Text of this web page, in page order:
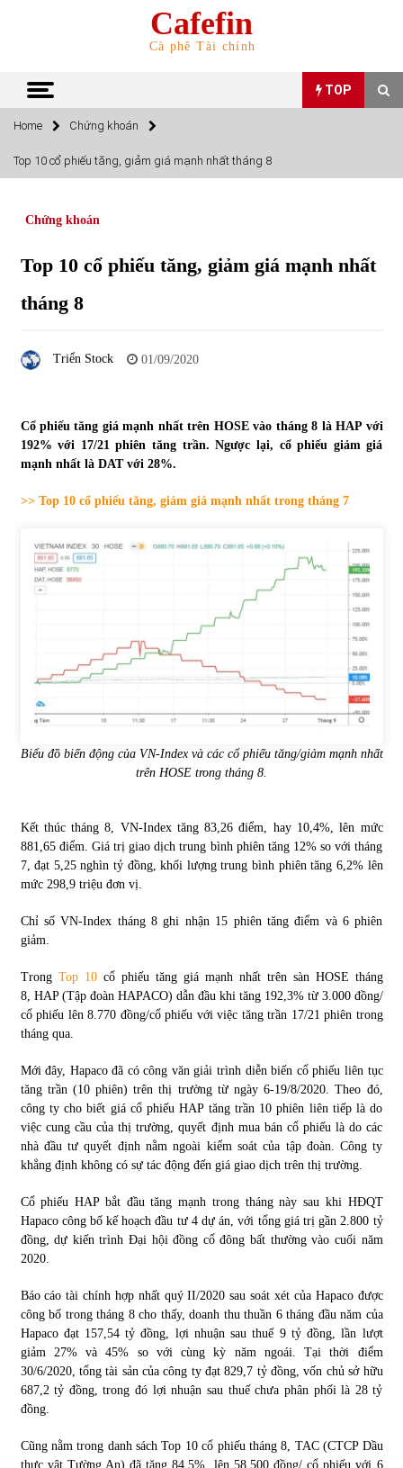
Cafefin
Cà phê Tài chính
TOP
TOP
Top 10 mặt hàng Việt Nam nhập khẩu nhiều nhất tháng
Top 10 mặt hàng Việt Nam xuất khẩu nhiều nhất tháng
Tự doanh ngày 3.6.2022: CTCK mua ròng 28,7 tỷ đồng
06/06/2022
31/05/2022
Bất ổn từ các cuộc đấu giá đất ở Thanh Hoá
Tiền gửi vào ngân hàng tiếp tục tăng mạnh
S&P Ratings cập nhật xếp hạng tín nhiệm của
Vietcombank và Eximbank
Chứng khoán ngày 30/5/2022: Top 10 cổ phiếu nổi bật
31/05/2022
Phân tích giá tiền điện tử sau ngày thị trường lập kỷ lục
Chứng khoán ngày 12/10/2021: Top 10 cổ phiếu nổi bật
Top 10 xe bán chạy nhất tháng 9/2021
13/10/2021
Home Chứng khoán
Top 10 cổ phiếu tăng, giảm giá mạnh nhất tháng 8
Chứng khoán
Top 10 cổ phiếu tăng, giảm giá mạnh nhất
tháng 8
Triển Stock 01/09/2020
Cổ phiếu tăng giá mạnh nhất trên HOSE vào tháng 8 là HAP với
192% với 17/21 phiên tăng trần. Ngược lại, cổ phiếu giảm giá
mạnh nhất là DAT với 28%.
>> Top 10 cổ phiếu tăng, giảm giá mạnh nhất trong tháng 7
Biểu đồ biến động của VN-Index và các cổ phiếu tăng/giảm mạnh nhất
trên HOSE trong tháng 8.
Kết thúc tháng 8, VN-Index tăng 83,26 điểm, hay 10,4%, lên mức
881,65 điểm. Giá trị giao dịch trung bình phiên tăng 12% so với tháng
7, đạt 5,25 nghìn tỷ đồng, khối lượng trung bình phiên tăng 6,2% lên
mức 298,9 triệu đơn vị.
Chỉ số VN-Index tháng 8 ghi nhận 15 phiên tăng điểm và 6 phiên
giảm.
Trong Top 10cổ phiếu tăng giá mạnh nhất trên sàn HOSE tháng
8, HAP (Tập đoàn HAPACO) dẫn đầu khi tăng 192,3% từ 3.000 đồng/
cổ phiếu lên 8.770 đồng/cổ phiếu với việc tăng trần 17/21 phiên trong
tháng qua.
Mới đây, Hapaco đã có công văn giải trình diễn biến cổ phiếu liên tục
tăng trần (10 phiên) trên thị trường từ ngày 6-19/8/2020. Theo đó,
công ty cho biết giá cổ phiếu HAP tăng trần 10 phiên liên tiếp là do
việc cung cầu của thị trường, quyết định mua bán cổ phiếu là do các
nhà đầu tư quyết định nằm ngoài kiểm soát của tập đoàn. Công ty
khẳng định không có sự tác động đến giá giao dịch trên thị trường.
Cổ phiếu HAP bắt đầu tăng mạnh trong tháng này sau khi HĐQT
Hapaco công bố kế hoạch đầu tư 4 dự án, với tổng giá trị gần 2.800 tỷ
đồng, dự kiến trình Đại hội đồng cổ đông bất thường vào cuối năm
2020.
Báo cáo tài chính hợp nhất quý II/2020 sau soát xét của Hapaco được
công bố trong tháng 8 cho thấy, doanh thu thuần 6 tháng đầu năm của
Hapaco đạt 157,54 tỷ đồng, lợi nhuận sau thuế 9 tỷ đồng, lần lượt
giảm 27% và 45% so với cùng kỳ năm ngoái. Tại thời điểm
30/6/2020, tổng tài sản của công ty đạt 829,7 tỷ đồng, vốn chủ sở hữu
687,2 tỷ đồng, trong đó lợi nhuận sau thuế chưa phân phối là 28 tỷ
đồng.
Cũng nằm trong danh sách Top 10 cổ phiếu tháng 8, TAC (CTCP Dầu
thực vật Tường An) đã tăng 84,5% lên 58.500 đồng/ cổ phiếu với 6